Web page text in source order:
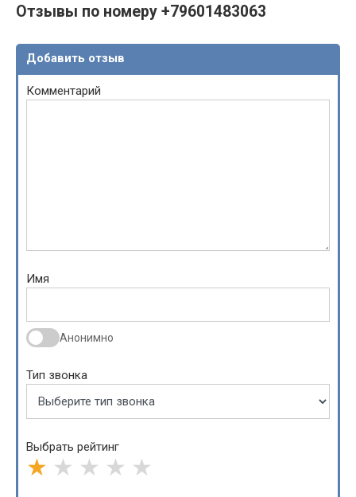
Отзывы по номеру +79601483063
Добавить отзыв
Комментарий
Имя
Анонимно
Тип звонка
Выбрать рейтинг
★ ★ ★ ★ ★